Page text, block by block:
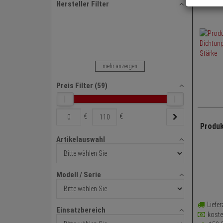
Hersteller Filter
mehr anzeigen
Preis Filter (59)
€ €
Artikelauswahl
Artikelauswahl
Modell / Serie
Modell
Einsatzbereich
Einsatzbereich